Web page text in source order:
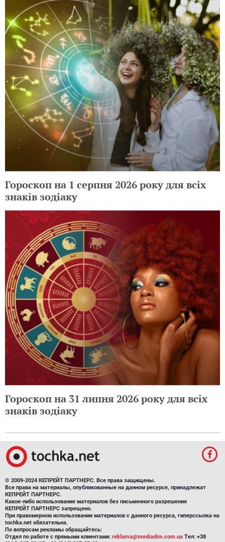
Гороскоп на 1 серпня 2026 року для всіх
знаків зодіаку
Гороскоп на 31 липня 2026 року для всіх
знаків зодіаку
© 2009-2024 КЕПРЕЙТ ПАРТНЕРС. Все права защищены.
Все права на материалы, опубликованные на данном ресурсе, принадлежат
КЕПРЕЙТ ПАРТНЕРС.
Какое-либо использование материалов без письменного разрешения
КЕПРЕЙТ ПАРТНЕРС запрещено.
При правомерном использовании материалов с данного ресурса, гиперссылка на
tochka.net обязательна.
По вопросам рекламы обращайтесь:
Отдел по работе с прямыми клиентами: reklama@mediadim.com.ua Тел: +38